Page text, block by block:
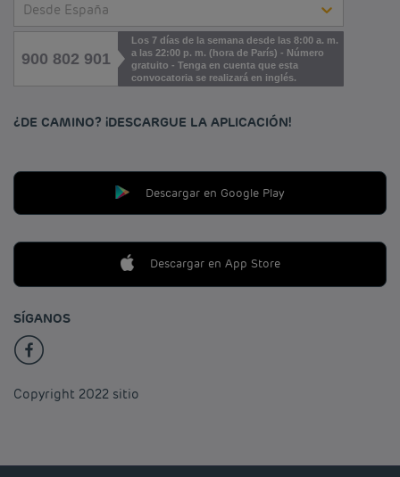
Desde España
900 802 901
Los 7 días de la semana desde las 8:00 a. m.
a las 22:00 p. m. (hora de París) - Número
gratuito - Tenga en cuenta que esta
convocatoria se realizará en inglés.
¿DE CAMINO? ¡DESCARGUE LA APLICACIÓN!
Descargar en Google Play
Descargar en App Store
SÍGANOS
Copyright 2022 sitio